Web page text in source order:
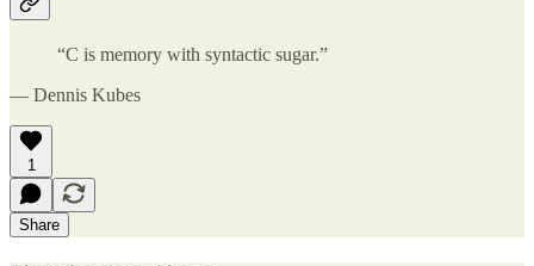
“C is memory with syntactic sugar.”
— Dennis Kubes
1
Share